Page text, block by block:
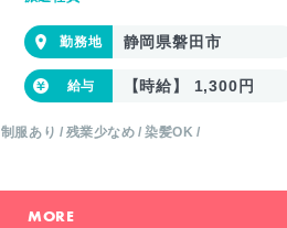
静岡県磐田市
【時給】 1,300円
制服あり 残業少なめ
染髪OK
MORE